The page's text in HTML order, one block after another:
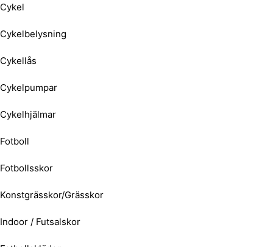
Cykel
Cykelbelysning
Cykellås
Cykelpumpar
Cykelhjälmar
Fotboll
Fotbollsskor
Konstgrässkor/Grässkor
Indoor / Futsalskor